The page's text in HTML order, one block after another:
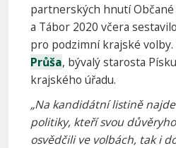
partnerských hnutí Občané
a Tábor 2020 včera
pro podzimní krajské volby.
Průša, bývalý starosta
krajského úřadu.
„Na kandidátní listině
politiky, kteří svou
osvědčili ve volbách, tak i